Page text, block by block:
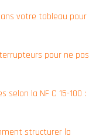
votre tableau pour
pour ne pas
la NF C 15-100 :
structurer la